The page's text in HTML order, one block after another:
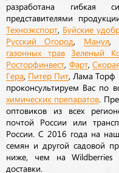
разработана гибкая
представителями
Техноэкспорт Буйские
Русский Огород Манул,
газонных трав Зеленый
Росторфинвест Фарт,
Гера Питер Пит , Лама Торф
проконсультируем Вас по
химических препаратов.
оптовиков из всех
почтой России или
России. С 2016 года на
семян и другой садовой
ниже, чем на Wildberries
доставки.